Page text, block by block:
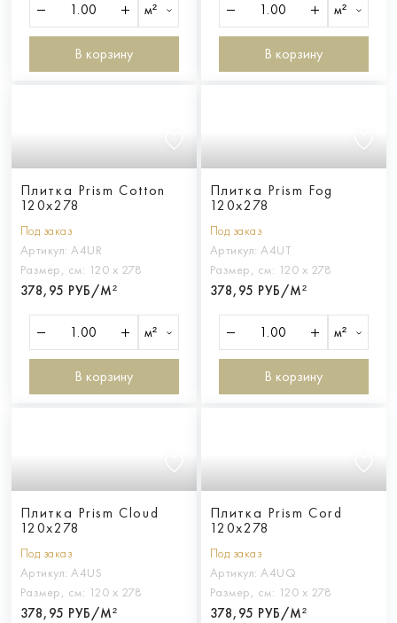
м²
В корзину
м²
В корзину
Плитка Prism Cotton
120x278
Под заказ
Артикул: A4UR
Размер, см: 120 х 278
378,95 РУБ/М²
м²
В корзину
Плитка Prism Fog
120x278
Под заказ
Артикул: A4UT
Размер, см: 120 х 278
378,95 РУБ/М²
м²
В корзину
Плитка Prism Cloud
120x278
Под заказ
Артикул: A4US
Размер, см: 120 х 278
378,95 РУБ/М²
Плитка Prism Cord
120x278
Под заказ
Артикул: A4UQ
Размер, см: 120 х 278
378,95 РУБ/М²